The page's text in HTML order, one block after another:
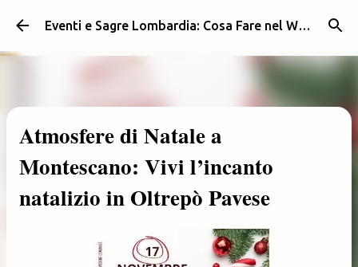
Passa ai contenuti principali Eventi e Sagre Lombardia: Cosa Fare nel Weekend | Weekendidea
Atmosfere di Natale a
Montescano: Vivi l’incanto
natalizio in Oltrepò Pavese